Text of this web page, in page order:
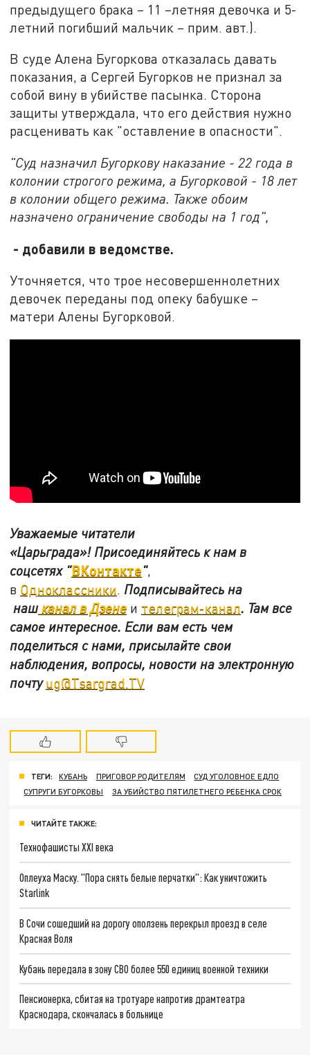
предыдущего брака – 11 –летняя девочка и 5-
летний погибший мальчик – прим. авт.).
В суде Алена Бугоркова отказалась давать
показания, а Сергей Бугорков не признал за
собой вину в убийстве пасынка. Сторона
защиты утверждала, что его действия нужно
расценивать как "оставление в опасности".
"Суд назначил Бугоркову наказание - 22 года в
колонии строгого режима, а Бугорковой - 18 лет
в колонии общего режима. Также обоим
назначено ограничение свободы на 1 год",
- добавили в ведомстве.
Уточняется, что трое несовершеннолетних
девочек переданы под опеку бабушке –
матери Алены Бугорковой.
Уважаемые читатели
«Царьграда»! Присоединяйтесь к нам в
соцсетях "ВКонтакте",
в Одноклассники. Подписывайтесь на
нашканал в Дзене и телеграм-канал. Там все
самое интересное. Если вам есть чем
поделиться с нами, присылайте свои
наблюдения, вопросы, новости на электронную
почтуug@Tsargrad.TV
ТЕГИ: КУБАНЬ ПРИГОВОР РОДИТЕЛЯМ
СУД УГОЛОВНОЕ ЕДЛО
СУПРУГИ БУГОРКОВЫ
ЗА УБИЙСТВО ПЯТИЛЕТНЕГО РЕБЕНКА СРОК
ЧИТАЙТЕ ТАКЖЕ:
Технофашисты XXI века
Оплеуха Маску. "Пора снять белые перчатки": Как уничтожить
Starlink
В Сочи сошедший на дорогу оползень перекрыл проезд в селе
Красная Воля
Кубань передала в зону СВО более 550 единиц военной техники
Пенсионерка, сбитая на тротуаре напротив драмтеатра
Краснодара, скончалась в больнице